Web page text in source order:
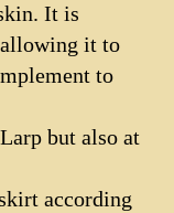
It is
it to
to
but also at
according